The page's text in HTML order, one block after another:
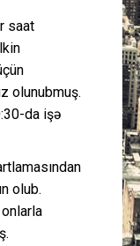
etikası
saat
olunubmuş.
da işə
olub.